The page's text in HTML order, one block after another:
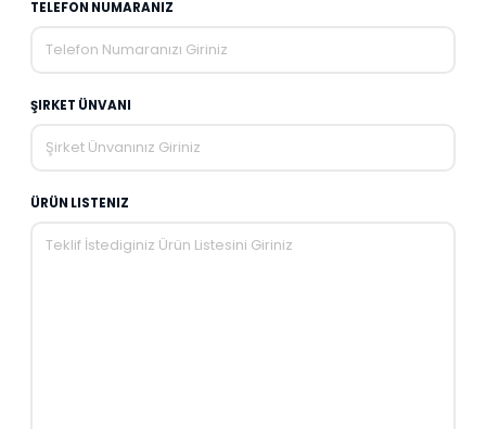
TELEFON NUMARANIZ
ŞIRKET ÜNVANI
ÜRÜN LISTENIZ